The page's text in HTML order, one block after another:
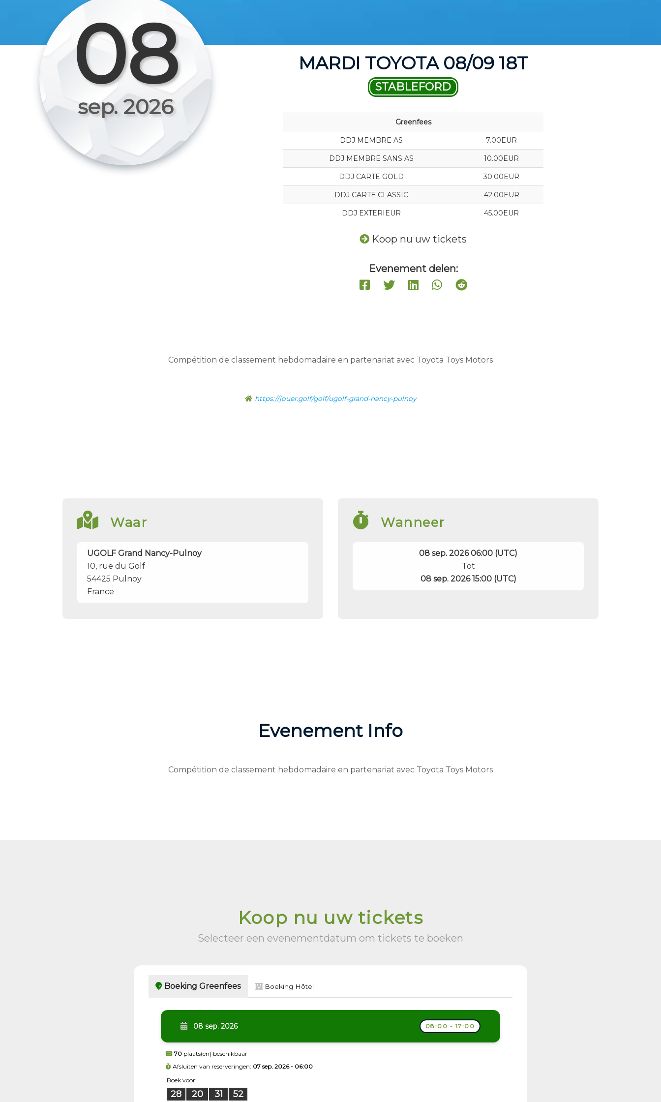
08
sep. 2026
MARDI TOYOTA 08/09 18T
STABLEFORD
Greenfees
DDJ MEMBRE AS 7.00EUR
DDJ MEMBRE SANS AS 10.00EUR
DDJ CARTE GOLD 30.00EUR
DDJ CARTE CLASSIC 42.00EUR
DDJ EXTERIEUR 45.00EUR
Koop nu uw tickets
Evenement delen:
Compétition de classement hebdomadaire en partenariat avec Toyota Toys Motors
https://jouer.golf/golf/ugolf-grand-nancy-pulnoy
Waar
UGOLF Grand Nancy-Pulnoy
10, rue du Golf
54425 Pulnoy
France
Wanneer
08 sep. 2026 06:00 (UTC)
Tot
08 sep. 2026 15:00 (UTC)
Evenement Info
Compétition de classement hebdomadaire en partenariat avec Toyota Toys Motors
Koop nu uw tickets
Selecteer een evenementdatum om tickets te boeken
Boeking Greenfees Boeking Hôtel
08 sep. 2026 08:00 - 17:00
70 plaats(en) beschikbaar
Afsluiten van reserveringen: 07 sep. 2026 - 06:00
Boek voor:
28 20 31 51